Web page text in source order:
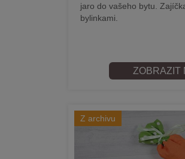
jaro do vašeho bytu.
bylinkami.
ZOBRAZIT
Z archivu